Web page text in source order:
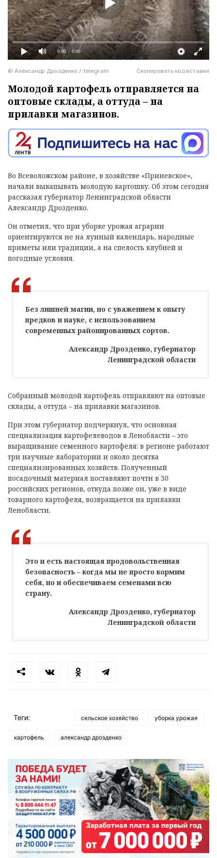
0:00 / 0:00
Скопировать код вставки
© Александр Дрозденко / telegram
Молодой картофель отправляется на
оптовые склады, а оттуда – на
прилавки магазинов.
Во Всеволожском районе, в хозяйстве «Приневское»,
начали выкапывать молодую картошку. Об этом сегодня
рассказал губернатор Ленинградской области
Александр Дрозденко.
Он отметил, что при уборке урожая аграрии
ориентируются не на лунный календарь, народные
приметы или традиции, а на спелость клубней и
погодные условия.
Без лишней магии, но с уважением к опыту
предков и науке, с использованием
современных районированных сортов.
Александр Дрозденко, губернатор
Ленинградской области
Собранный молодой картофель отправляют на оптовые
склады, а оттуда – на прилавки магазинов.
При этом губернатор подчеркнул, что основная
специализация картофелеводов в Ленобласти – это
выращивание семенного картофеля: в регионе работают
три научные лаборатории и около десятка
специализированных хозяйств. Полученный
посадочный материал поставляют почти в 30
российских регионов, откуда позже он, уже в виде
товарного картофеля, возвращается на прилавки
Ленобласти.
Это и есть настоящая продовольственная
безопасность – когда мы не просто кормим
себя, но и обеспечиваем семенами всю
страну.
Александр Дрозденко, губернатор
Ленинградской области
Теги: сельское хозяйство уборка урожая
картофель александр дрозденко